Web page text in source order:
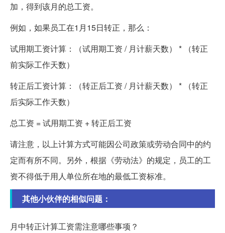
加，得到该月的总工资。
例如，如果员工在1月15日转正，那么：
试用期工资计算：（试用期工资 / 月计薪天数） * （转正
前实际工作天数）
转正后工资计算：（转正后工资 / 月计薪天数） * （转正
后实际工作天数）
总工资 = 试用期工资 + 转正后工资
请注意，以上计算方式可能因公司政策或劳动合同中的约
定而有所不同。另外，根据《劳动法》的规定，员工的工
资不得低于用人单位所在地的最低工资标准。
其他小伙伴的相似问题：
月中转正计算工资需注意哪些事项？